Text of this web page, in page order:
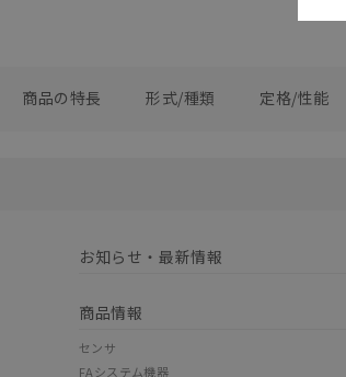
商品の特長 形式/種類 定格/性能
お知らせ・最新情報
商品情報
センサ
FAシステム機器